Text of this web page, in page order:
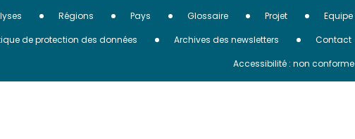
Régions Pays Glossaire Projet Equipe
de protection des données Archives des newsletters Contact
Accessibilité : non conforme